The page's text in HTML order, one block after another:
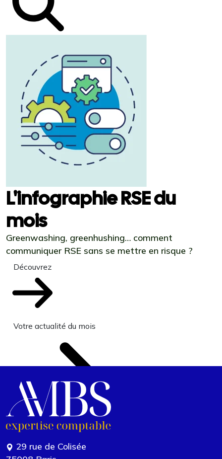
L'infographie RSE du
mois
Greenwashing, greenhushing… comment
communiquer RSE sans se mettre en risque ?
Découvrez
Votre actualité du mois
29 rue de Colisée